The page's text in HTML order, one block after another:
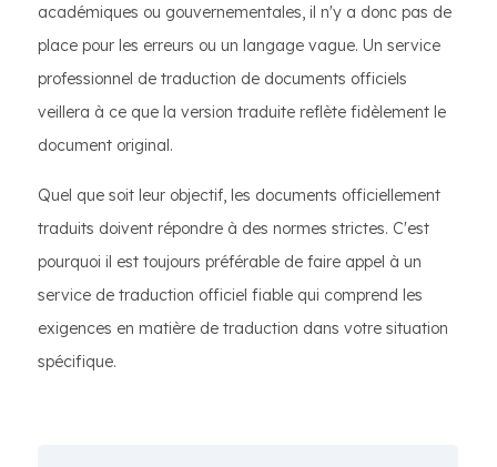
académiques ou gouvernementales, il n'y a donc pas de
place pour les erreurs ou un langage vague. Un service
professionnel de traduction de documents officiels
veillera à ce que la version traduite reflète fidèlement le
document original.
Quel que soit leur objectif, les documents officiellement
traduits doivent répondre à des normes strictes. C'est
pourquoi il est toujours préférable de faire appel à un
service de traduction officiel fiable qui comprend les
exigences en matière de traduction dans votre situation
spécifique.